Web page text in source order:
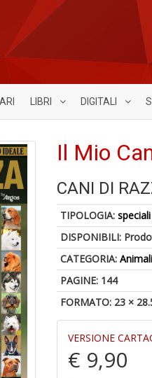
LIBRI DIGITALI
Il Mio
CANI DI
TIPOLOGIA:speciali
DISPONIBILI:
CATEGORIA:Animali
PAGINE: 144
FORMATO: 23 ×
VERSIONE
€ 9,90